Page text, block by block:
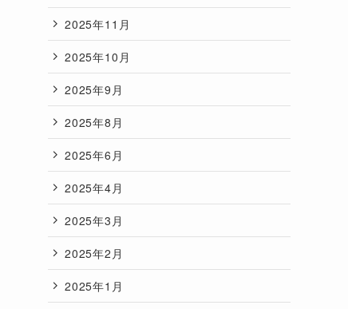
2025年11月
2025年10月
2025年9月
2025年8月
2025年6月
2025年4月
2025年3月
2025年2月
2025年1月